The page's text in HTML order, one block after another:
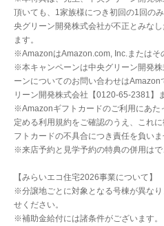
頂いても、1家族様につき初回の1回の
央グリーン開発株式会社が不正とみな
ます。
※AmazonはAmazon.com, Inc.またはそ
※本キャンペーンは中央グリーン開発
ーンについてのお問い合わせは
リーン開発株式会社【0120-65-2381】
※Amazonギフトカードのご利用にあた
定める利用規約をご確認のうえ、これ
フトカードの不具合につき責任を負いま
※来店予約と見学予約の特典の併用はで
【みらいエコ住宅2026事業について】
※分譲地ごとに対象となる号棟が異な
せください。
※補助金給付には諸条件がございます。